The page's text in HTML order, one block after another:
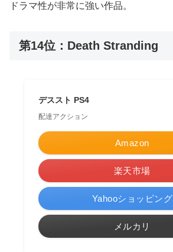
ドラマ性が非常に強い作品。
第14位：Death Stranding
デススト PS4
配達アクション
Amazon
楽天市場
Yahooショッピング
メルカリ